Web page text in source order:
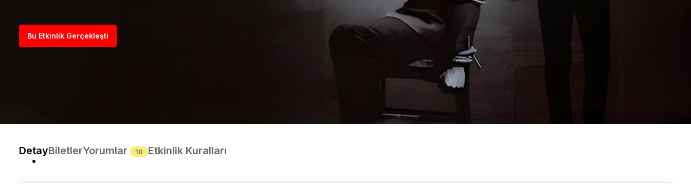
Bu Etkinlik Gerçekleşti
DetayBiletlerYorumlar 10 Etkinlik Kuralları